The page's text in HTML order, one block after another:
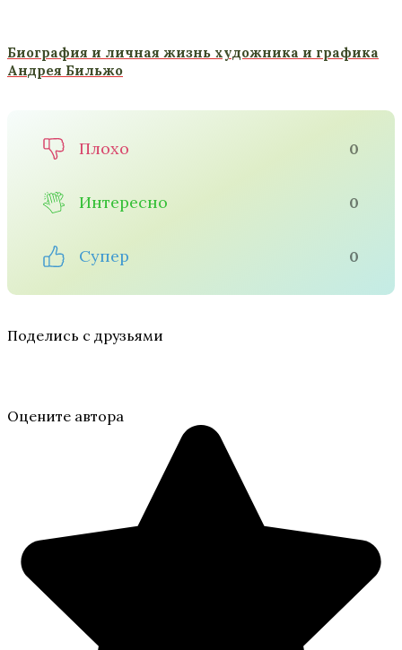
Биография и личная жизнь художника и графика
Андрея Бильжо
Плохо 0
Интересно 0
Супер 0
Поделись с друзьями
Оцените автора